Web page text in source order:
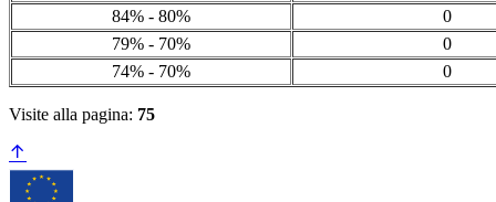
84% - 80%
0
79% - 70%
0
74% - 70%
0
Visite alla pagina: 75